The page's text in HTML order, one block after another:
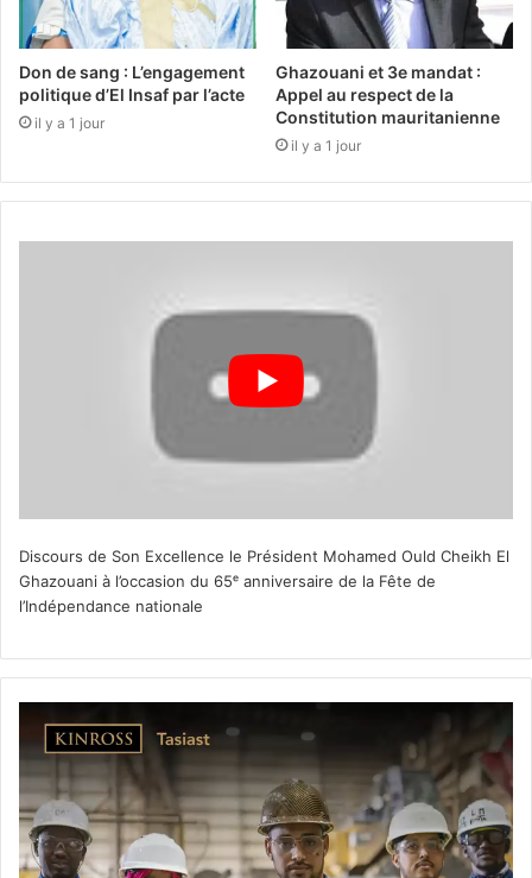
Don de sang : L’engagement
politique d’El Insaf par l’acte
il y a 1 jour
Ghazouani et 3e mandat :
Appel au respect de la
Constitution mauritanienne
il y a 1 jour
Discours de Son Excellence le Président Mohamed Ould Cheikh El
Ghazouani à l’occasion du 65ᵉ anniversaire de la Fête de
l’Indépendance nationale